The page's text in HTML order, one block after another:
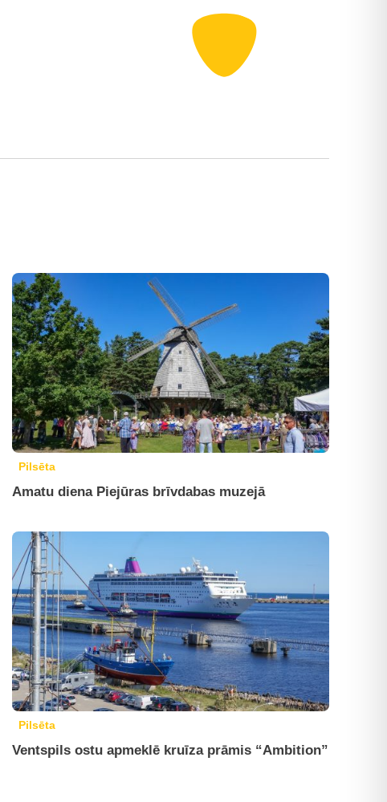
Pilsēta
Amatu diena Piejūras brīvdabas muzejā
Pilsēta
Ventspils ostu apmeklē kruīza prāmis “Ambition”